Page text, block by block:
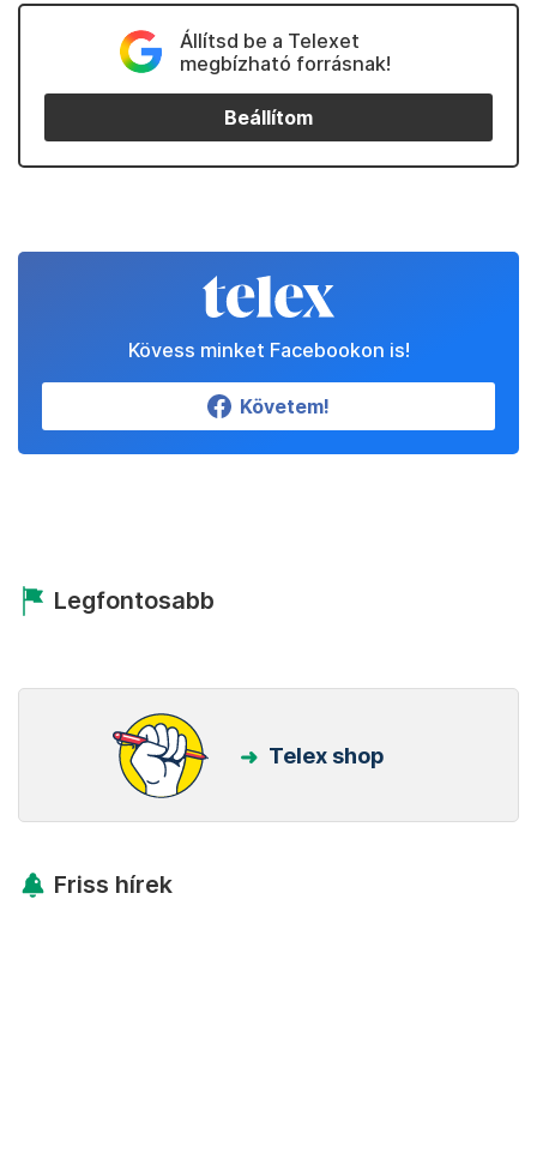
Állítsd be a Telexet
megbízható forrásnak!
Beállítom
Kövess minket Facebookon is!
Követem!
Legfontosabb
Telex shop
Friss hírek